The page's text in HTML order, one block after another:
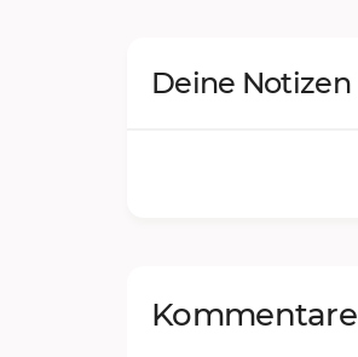
Deine Notizen
Kommentare